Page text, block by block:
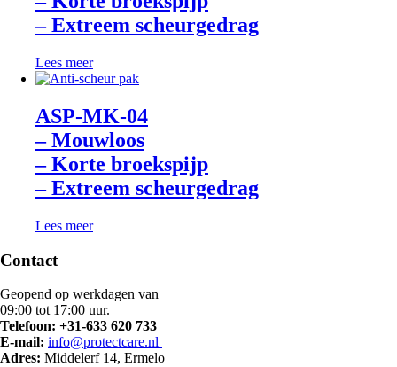
– Extreem scheurgedrag
Lees meer
ASP-MK-04
– Mouwloos
– Korte broekspijp
– Extreem scheurgedrag
Lees meer
Contact
Geopend op werkdagen van
09:00 tot 17:00 uur.
Telefoon: +31-633 620 733
E-mail: info@protectcare.nl
Adres: Middelerf 14, Ermelo